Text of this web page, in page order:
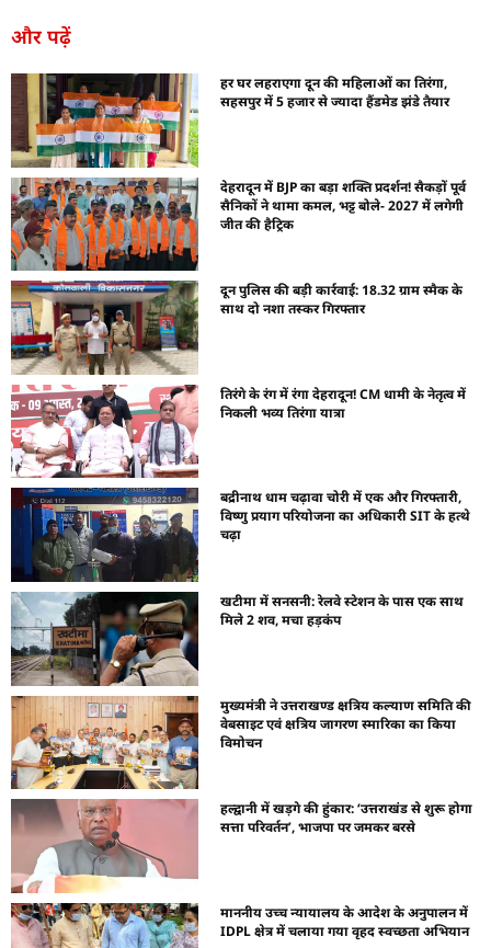
और पढ़ें
हर घर लहराएगा दून की महिलाओं का तिरंगा,
सहसपुर में 5 हजार से ज्यादा हैंडमेड झंडे तैयार
देहरादून में BJP का बड़ा शक्ति प्रदर्शन! सैकड़ों पूर्व
सैनिकों ने थामा कमल, भट्ट बोले- 2027 में लगेगी
जीत की हैट्रिक
दून पुलिस की बड़ी कार्रवाई: 18.32 ग्राम स्मैक के
साथ दो नशा तस्कर गिरफ्तार
तिरंगे के रंग में रंगा देहरादून! CM धामी के नेतृत्व में
निकली भव्य तिरंगा यात्रा
बद्रीनाथ धाम चढ़ावा चोरी में एक और गिरफ्तारी,
विष्णु प्रयाग परियोजना का अधिकारी SIT के हत्थे
चढ़ा
खटीमा में सनसनी: रेलवे स्टेशन के पास एक साथ
मिले 2 शव, मचा हड़कंप
मुख्यमंत्री ने उत्तराखण्ड क्षत्रिय कल्याण समिति की
वेबसाइट एवं क्षत्रिय जागरण स्मारिका का किया
विमोचन
हल्द्वानी में खड़गे की हुंकार: ‘उत्तराखंड से शुरू होगा
सत्ता परिवर्तन’, भाजपा पर जमकर बरसे
माननीय उच्च न्यायालय के आदेश के अनुपालन में
IDPL क्षेत्र में चलाया गया वृहद स्वच्छता अभियान